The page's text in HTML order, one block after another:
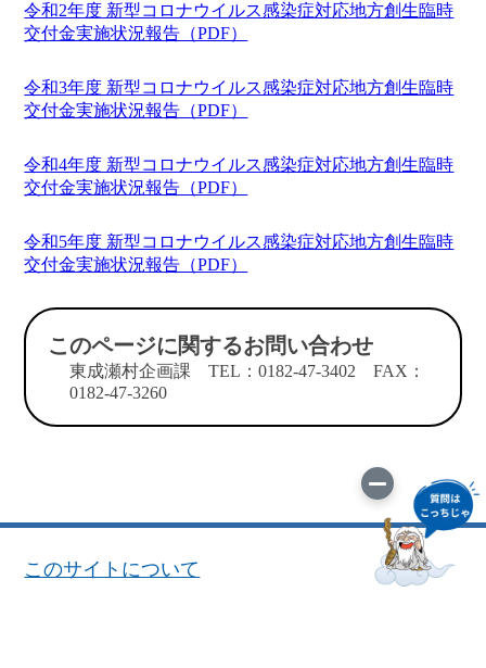
令和2年度 新型コロナウイルス感染症対応地方創生臨時
交付金実施状況報告（PDF）
令和3年度 新型コロナウイルス感染症対応地方創生臨時
交付金実施状況報告（PDF）
令和4年度 新型コロナウイルス感染症対応地方創生臨時
交付金実施状況報告（PDF）
令和5年度 新型コロナウイルス感染症対応地方創生臨時
交付金実施状況報告（PDF）
このページに関するお問い合わせ
東成瀬村企画課 TEL：0182-47-3402 FAX：
0182-47-3260
このサイトについて